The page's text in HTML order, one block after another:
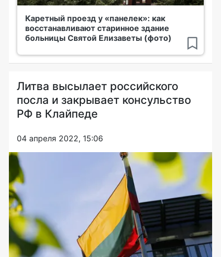
Каретный проезд у «панелек»: как
восстанавливают старинное здание
больницы Святой Елизаветы (фото)
Литва высылает российского
посла и закрывает консульство
РФ в Клайпеде
04 апреля 2022, 15:06